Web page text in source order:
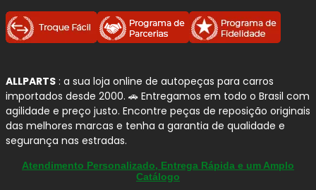
ALLPARTS : a sua loja online de autopeças para carros
importados desde 2000. 🚗 Entregamos em todo o Brasil com
agilidade e preço justo. Encontre peças de reposição originais
das melhores marcas e tenha a garantia de qualidade e
segurança nas estradas.
Atendimento Personalizado, Entrega Rápida e um Amplo
Catálogo